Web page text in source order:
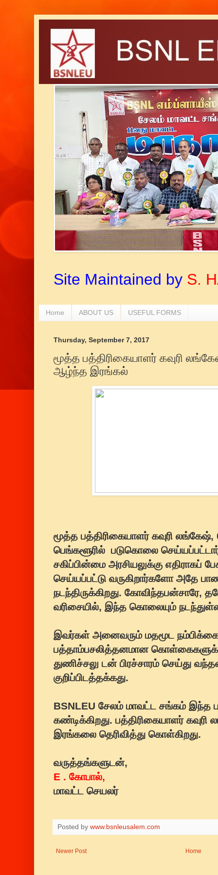
Site Maintained by S.
Home ABOUT US USEFUL FORMS
Thursday, September 7, 2017
மூத்த பத்திரிகையாளர் கவுரி
ஆழ்ந்த இரங்கல்
மூத்த பத்திரிகையாளர் கவுரி
பெங்களூரில் படுகொலை செய்யப்பட்டார்.
சகிப்பின்மை அரசியலுக்கு எதிராகப்
செய்யப்பட்டு வருகிறார்களோ அதே
நடந்திருக்கிறது. கோவிந்தபன்சாரே,
வரிசையில், இந்த கொலையும்
இவர்கள் அனைவரும் மதமூட
பத்தாம்பசலித்தனமான கொள்கைகளுக்கு
துணிச்சலு டன் பிரச்சாரம் செய்து
குறிப்பிடத்தக்கது.
BSNLEU சேலம் மாவட்ட சங்கம்
கண்டிக்கிறது. பத்திரிகையாளர்
இரங்கலை தெரிவித்து கொள்கிறது.
வருத்தங்களுடன்,
E . கோபால்,
மாவட்ட செயலர்
Posted by www.bsnleusalem.com
Newer Post Home